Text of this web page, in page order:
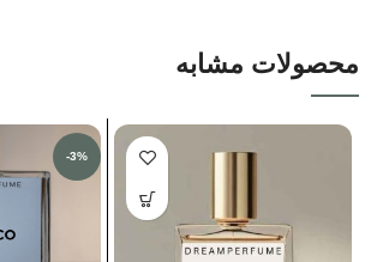
محصولات مشابه
-3%